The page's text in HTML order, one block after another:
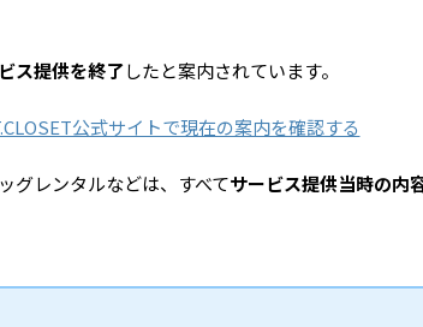
ス提供を終了したと案内されています。
公式サイトで現在の案内を確認する
グレンタルなどは、すべてサービス提供当時の内